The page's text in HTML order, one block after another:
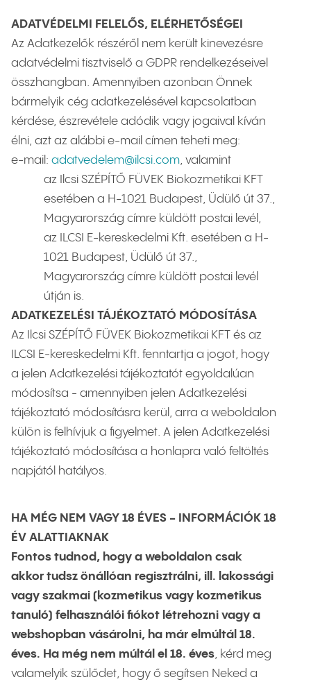
ADATVÉDELMI FELELŐS, ELÉRHETŐSÉGEI
Az Adatkezelők részéről nem került kinevezésre
adatvédelmi tisztviselő a GDPR rendelkezéseivel
összhangban. Amennyiben azonban Önnek
bármelyik cég adatkezelésével kapcsolatban
kérdése, észrevétele adódik vagy jogaival kíván
élni, azt az alábbi e-mail címen teheti meg:
e-mail: adatvedelem@ilcsi.com, valamint
az Ilcsi SZÉPÍTŐ FÜVEK Biokozmetikai KFT
esetében a H-1021 Budapest, Üdülő út 37.,
Magyarország címre küldött postai levél,
az ILCSI E-kereskedelmi Kft. esetében a H-
1021 Budapest, Üdülő út 37.,
Magyarország címre küldött postai levél
útján is.
ADATKEZELÉSI TÁJÉKOZTATÓ MÓDOSÍTÁSA
Az Ilcsi SZÉPÍTŐ FÜVEK Biokozmetikai KFT és az
ILCSI E-kereskedelmi Kft. fenntartja a jogot, hogy
a jelen Adatkezelési tájékoztatót egyoldalúan
módosítsa - amennyiben jelen Adatkezelési
tájékoztató módosításra kerül, arra a weboldalon
külön is felhívjuk a figyelmet. A jelen Adatkezelési
tájékoztató módosítása a honlapra való feltöltés
napjától hatályos.
HA MÉG NEM VAGY 18 ÉVES - INFORMÁCIÓK 18
ÉV ALATTIAKNAK
Fontos tudnod, hogy a weboldalon csak
akkor tudsz önállóan regisztrálni, ill. lakossági
vagy szakmai (kozmetikus vagy kozmetikus
tanuló) felhasználói fiókot létrehozni vagy a
webshopban vásárolni, ha már elmúltál 18.
éves. Ha még nem múltál el 18. éves, kérd meg
valamelyik szülődet, hogy ő segítsen Neked a